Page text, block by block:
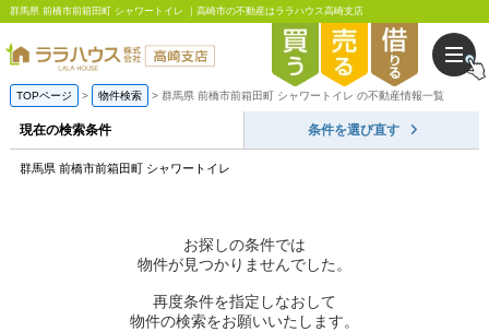
群馬県 前橋市前箱田町 シャワートイレ ｜高崎市の不動産はララハウス高崎支店
TOPページ 物件検索 群馬県 前橋市前箱田町 シャワートイレ の不動産情報一覧
現在の検索条件 条件を選び直す
群馬県 前橋市前箱田町 シャワートイレ
お探しの条件では
物件が見つかりませんでした。
再度条件を指定しなおして
物件の検索をお願いいたします。